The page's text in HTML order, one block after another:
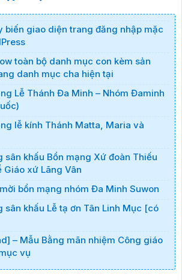
biến giao diện trang đăng nhập mặc
toàn bộ danh mục con kèm sản
danh mục cha hiện tại
Lễ Thánh Đa Minh – Nhóm Đaminh
lễ kính Thánh Matta, Maria và
sân khấu Bổn mạng Xứ đoàn Thiếu
Giáo xứ Lãng Vân
bổn mạng nhóm Đa Minh Suwon
sân khấu Lễ tạ ơn Tân Linh Mục [có
– Mẫu Bằng mãn nhiệm Công giáo
vụ